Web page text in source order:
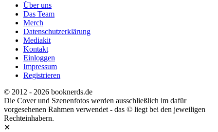
Über uns
Das Team
Merch
Datenschutzerklärung
Mediakit
Kontakt
Einloggen
Impressum
Registrieren
© 2012 - 2026 booknerds.de
Die Cover und Szenenfotos werden ausschließlich im dafür
vorgesehenen Rahmen verwendet - das © liegt bei den jeweiligen
Rechteinhabern.
✕